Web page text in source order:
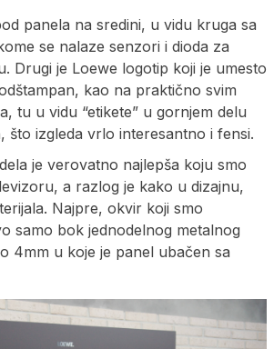
panela na sredini, u vidu kruga sa
se nalaze senzori i dioda za
Drugi je Loewe logotip koji je umesto
kao na praktično svim
tu u vidu “etikete” u gornjem delu
što izgleda vrlo interesantno i fensi.
je verovatno najlepša koju smo
a razlog je kako u dizajnu,
Najpre, okvir koji smo
samo bok jednodelnog metalnog
4mm u koje je panel ubačen sa